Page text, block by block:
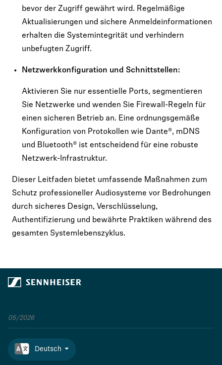
bevor der Zugriff gewährt wird. Regelmäßige
Aktualisierungen und sichere Anmeldeinformationen
erhalten die Systemintegrität und verhindern
unbefugten Zugriff.
Netzwerkkonfiguration und Schnittstellen:
Aktivieren Sie nur essentielle Ports, segmentieren
Sie Netzwerke und wenden Sie Firewall-Regeln für
einen sicheren Betrieb an. Eine ordnungsgemäße
Konfiguration von Protokollen wie Dante®, mDNS
und Bluetooth® ist entscheidend für eine robuste
Netzwerk-Infrastruktur.
Dieser Leitfaden bietet umfassende Maßnahmen zum
Schutz professioneller Audiosysteme vor Bedrohungen
durch sicheres Design, Verschlüsselung,
Authentifizierung und bewährte Praktiken während des
gesamten Systemlebenszyklus.
05/2026
Deutsch